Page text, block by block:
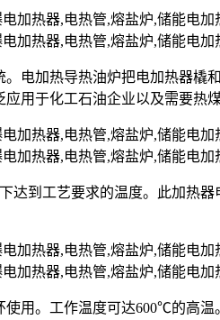
电加热导热油炉把电加热器
用于化工石油企业以及需要热
到工艺要求的温度。此加热
用。工作温度可达600℃的高